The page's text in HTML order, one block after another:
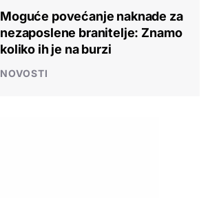
Moguće povećanje naknade za
nezaposlene branitelje: Znamo
koliko ih je na burzi
NOVOSTI